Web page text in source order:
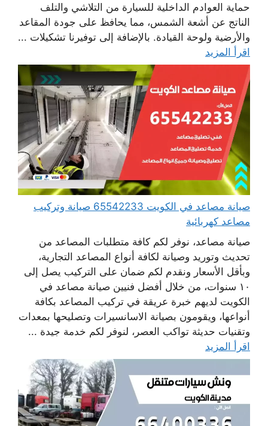
حماية العوادم الداخلية للسيارة من التلاشي والتلف
الناتج عن أشعة الشمس، مما يحافظ على جودة المقاعد
والأرضية ولوحة القيادة. بالإضافة إلى توفيرنا تشكيلات ...
اقرأ المزيد
صيانة مصاعد في الكويت 65542233 صيانة وتركيب
مصاعد كهربائية
صيانة مصاعد، نوفر لكم كافة متطلبات المصاعد من
تحديث وتوريد وصيانة لكافة أنواع المصاعد التجارية،
وبأقل الأسعار ونقدم لكم ضمان على التركيب يصل إلى
١٠ سنوات، من خلال أفضل فنيين صيانة مصاعد في
الكويت لديهم خبرة عريقة في تركيب المصاعد بكافة
أنواعها، ويقومون بصيانة الاسانسيرات وتصليحها بمعدات
وتقنيات حديثة تواكب العصر، لنوفر لكم خدمة جيدة ...
اقرأ المزيد